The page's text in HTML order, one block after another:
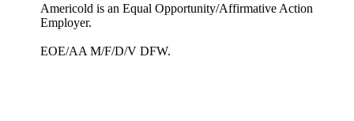
Americold is an Equal Opportunity/Affirmative Action
Employer.
EOE/AA M/F/D/V DFW.